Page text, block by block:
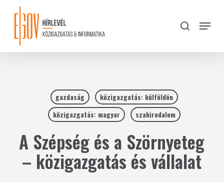
content
search
Menu
gazdaság
közigazgatás: külföldön
közigazgatás: magyar
szakirodalom
A Szépség és a Szörnyeteg
– közigazgatás és vállalat
Close